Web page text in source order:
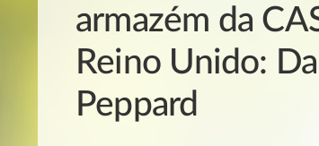
armazém da
Reino Unido:
Peppard